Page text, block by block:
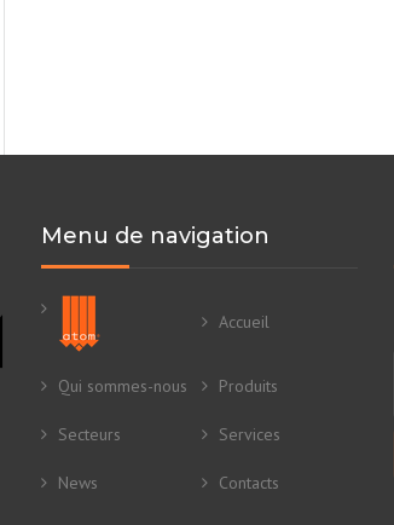
Menu de navigation
Accueil
Qui sommes-nous Produits
Secteurs Services
News Contacts